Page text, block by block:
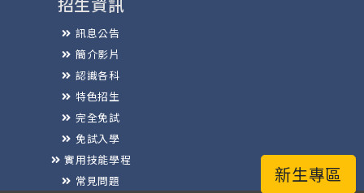
新生專區
訊息公告
簡介影片
認識各科
特色招生
完全免試
免試入學
實用技能學程
常見問題